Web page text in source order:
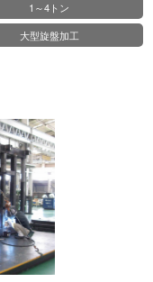
1～4トン
大型旋盤加工